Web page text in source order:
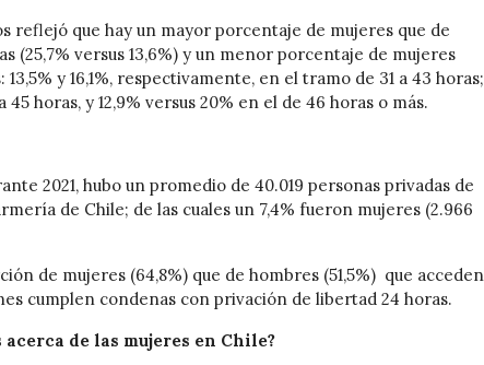
reflejó que hay un mayor porcentaje de mujeres que de
(25,7% versus 13,6%) y un menor porcentaje de mujeres
y 16,1%, respectivamente, en el tramo de 31 a 43 horas;
horas, y 12,9% versus 20% en el de 46 horas o más.
2021, hubo un promedio de 40.019 personas privadas de
de Chile; de las cuales un 7,4% fueron mujeres (2.966
de mujeres (64,8%) que de hombres (51,5%) que acceden
cumplen condenas con privación de libertad 24 horas.
de las mujeres en Chile?